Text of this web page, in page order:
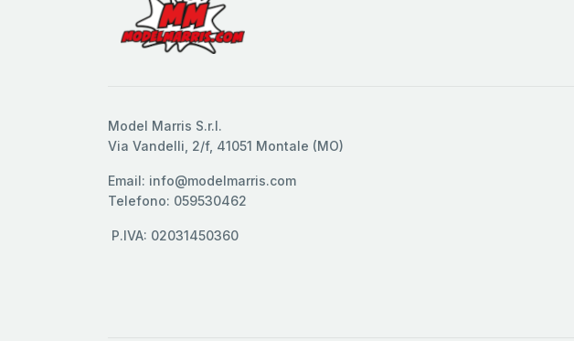
Model Marris S.r.l.
Via Vandelli, 2/f, 41051 Montale (MO)
Email: info@modelmarris.com
Telefono: 059530462
P.IVA: 02031450360